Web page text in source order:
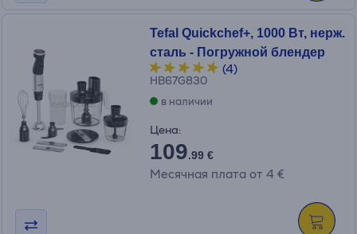
Tefal Quickchef+, 1000 Вт, нерж.
сталь - Погружной блендер
(4)
HB67G830
в наличии
Цена:
109.99 €
Месячная плата от 4 €